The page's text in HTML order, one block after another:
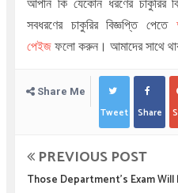
আপনি কি যেকোন ধরণের চাকুরির
সবধরণের চাকুরির বিজ্ঞপ্তি পেতে
পেইজফলো করুন। আমাদের সাথে
Share Me
Tweet Share
PREVIOUS POST
Those Department's Exam Will